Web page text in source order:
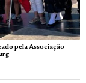
pela Associação